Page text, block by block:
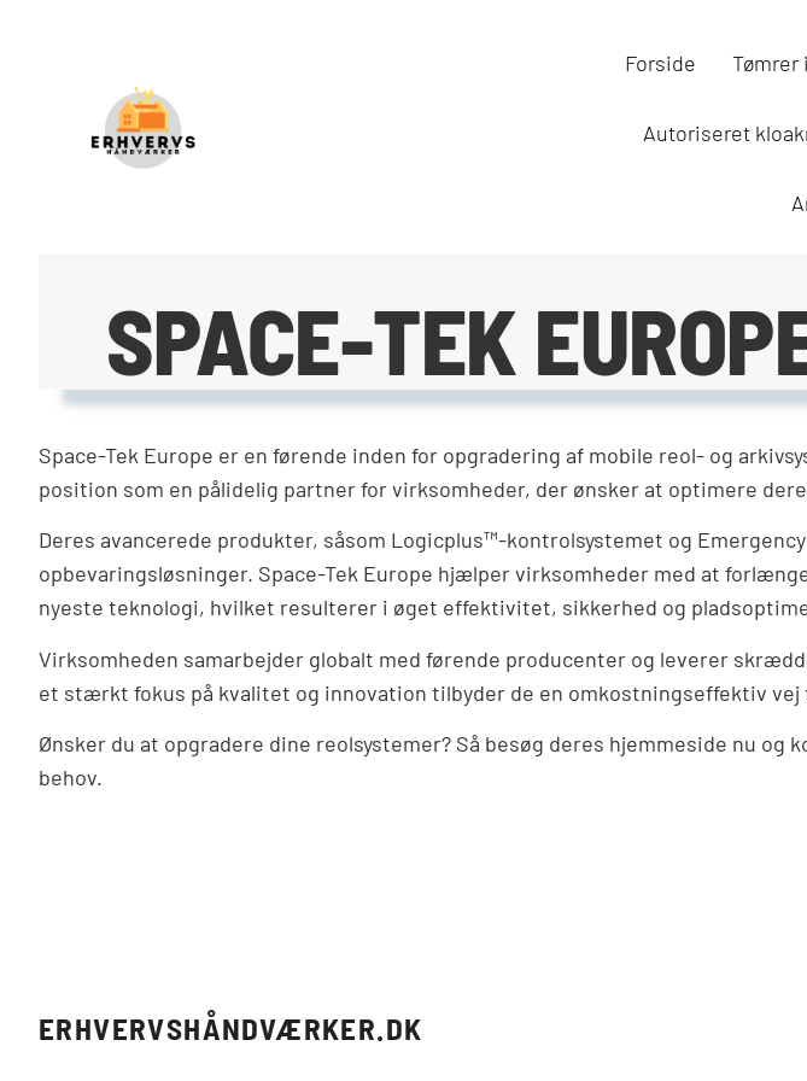
Forside Tømrer
Autoriseret
SPACE-TEK
Space-Tek Europe er en førende inden for opgradering af mobile reol- og
position som en pålidelig partner for virksomheder, der ønsker at optimere
Deres avancerede produkter, såsom Logicplus™-kontrolsystemet og
opbevaringsløsninger. Space-Tek Europe hjælper virksomheder med at
nyeste teknologi, hvilket resulterer i øget effektivitet, sikkerhed og
Virksomheden samarbejder globalt med førende producenter og leverer
et stærkt fokus på kvalitet og innovation tilbyder de en omkostningseffektiv
Ønsker du at opgradere dine reolsystemer? Så besøg deres hjemmeside nu
behov.
ERHVERVSHÅNDVÆRKER.DK